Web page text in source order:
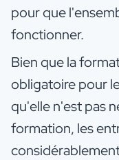
pour que
fonctionner.
Bien que la
obligatoire pour
qu'elle n'est pas
formation, les